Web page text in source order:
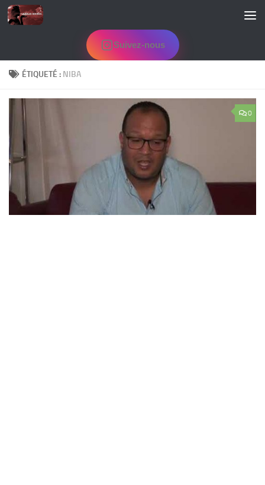
Skip to content
Suivez-nous
ÉTIQUETÉ : NIBA
0